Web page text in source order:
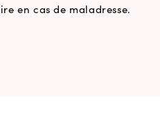
en cas de maladresse.